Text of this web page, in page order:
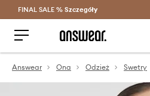
Oszczędzaj z
FINAL SALE % Szczegóły
Answear Ona Odzież Swetry